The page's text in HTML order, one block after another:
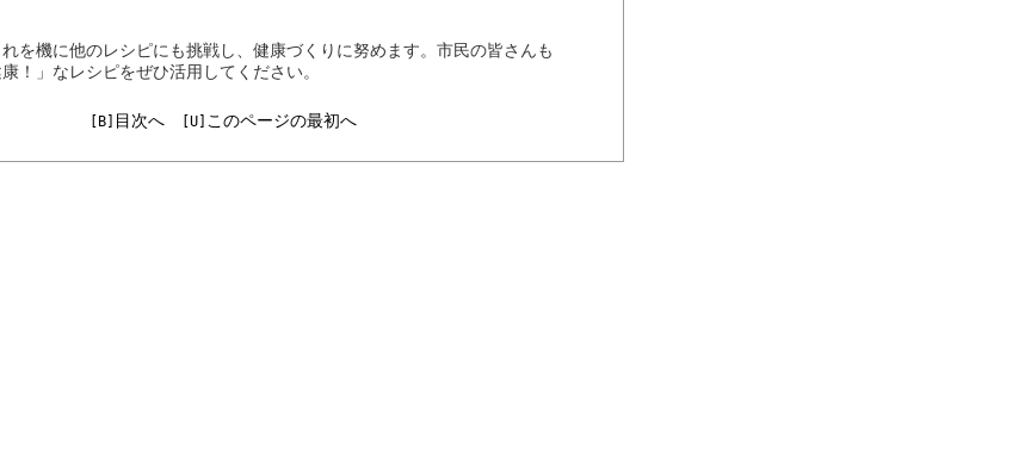
を機に他のレシピにも挑戦し、健康づくりに努めます。市民の皆さんも
康！」なレシピをぜひ活用してください。
[B] 目次へ [U] このページの最初へ